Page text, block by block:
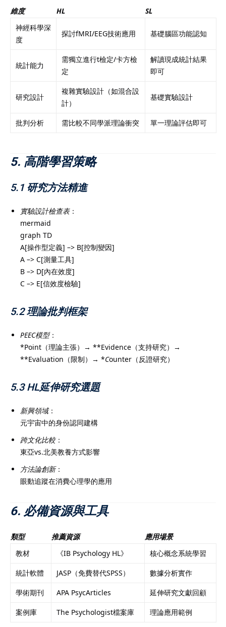
維度 HL
SL
神經科學深
度
探討fMRI/EEG技術應用 基礎腦區功能認知
統計能力
需獨立進行t檢定/卡方檢
定
解讀現成統計結果
即可
研究設計
複雜實驗設計（如混合設
計）
基礎實驗設計
批判分析 需比較不同學派理論衝突 單一理論評估即可
5. 高階學習策略
5.1 研究方法精進
實驗設計檢查表：
mermaid
graph TD
A[操作型定義] –> B[控制變因]
A –> C[測量工具]
B –> D[內在效度]
C –> E[信效度檢驗]
5.2 理論批判框架
PEEC模型：
*Point（理論主張）→ **Evidence（支持研究）→
**Evaluation（限制）→ *Counter（反證研究）
5.3 HL延伸研究選題
新興領域：
元宇宙中的身份認同建構
跨文化比較：
東亞vs.北美教養方式影響
方法論創新：
眼動追蹤在消費心理學的應用
6. 必備資源與工具
類型 推薦資源
應用場景
教材
《IB Psychology HL》 核心概念系統學習
統計軟體 JASP（免費替代SPSS） 數據分析實作
學術期刊 APA PsycArticles 延伸研究文獻回顧
案例庫 The Psychologist檔案庫 理論應用範例